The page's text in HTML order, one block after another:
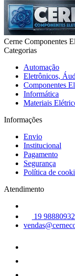
Cerne Componentes
Categorias
Automação
Eletrônicos,
Componentes
Informática
Materiais
Informações
Envio
Institucional
Pagamento
Segurança
Política de
Atendimento
19